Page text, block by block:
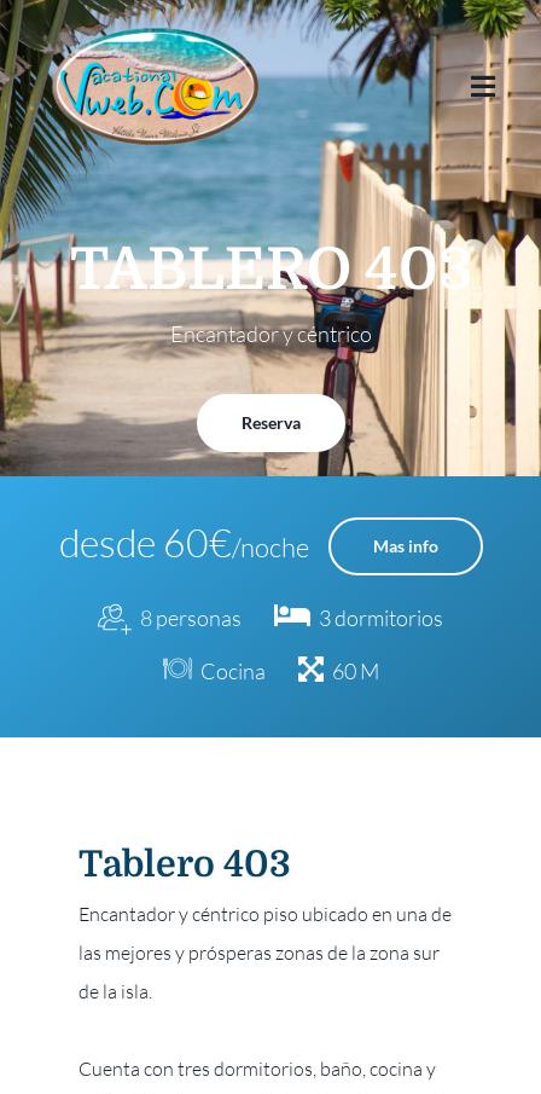
TABLERO 403
Encantador y céntrico
Reserva
desde 60€/noche Mas info
8 personas
3 dormitorios
Cocina
60 M
Tablero 403
Encantador y céntrico piso ubicado en una de
las mejores y prósperas zonas de la zona sur
de la isla.
Cuenta con tres dormitorios, baño, cocina y